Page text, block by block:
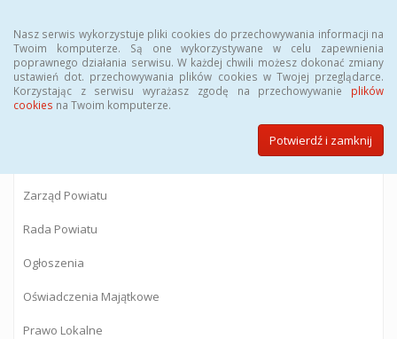
Nasz serwis wykorzystuje pliki cookies do przechowywania informacji na
Twoim komputerze. Są one wykorzystywane w celu zapewnienia
poprawnego działania serwisu. W każdej chwili możesz dokonać zmiany
ustawień dot. przechowywania plików cookies w Twojej przeglądarce.
Korzystając z serwisu wyrażasz zgodę na przechowywanie plików
cookies na Twoim komputerze.
Potwierdź i zamknij
BIULETYN INFORMACJI PUBLICZNEJ
Starostwa Powiatowego w Gostyninie
Zarząd Powiatu
Rada Powiatu
Ogłoszenia
Oświadczenia Majątkowe
Prawo Lokalne